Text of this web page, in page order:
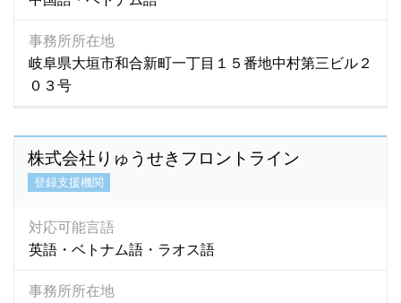
事務所所在地
岐阜県大垣市和合新町一丁目１５番地中村第三ビル２
０３号
株式会社りゅうせきフロントライン
登録支援機関
対応可能言語
英語・ベトナム語・ラオス語
事務所所在地